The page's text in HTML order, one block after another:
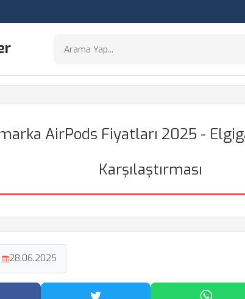
AirPods Fiyatları 2025 -
Karşılaştırması
28.06.2025